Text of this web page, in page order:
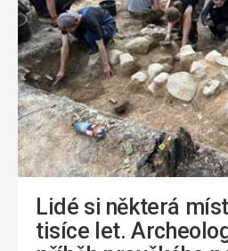
Lidé si některá
tisíce let.